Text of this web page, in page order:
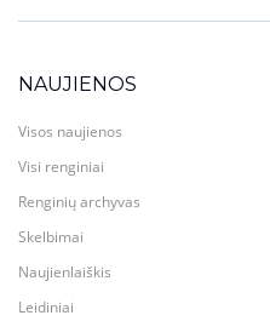
NAUJIENOS
Visos naujienos
Visi renginiai
Renginių archyvas
Skelbimai
Naujienlaiškis
Leidiniai